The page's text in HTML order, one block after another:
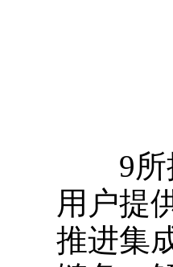
9所探
用户提
推进集